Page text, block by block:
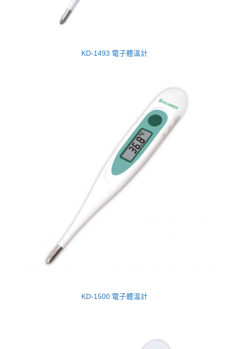
KD-1493 電子體溫計
KD-1500 電子體溫計